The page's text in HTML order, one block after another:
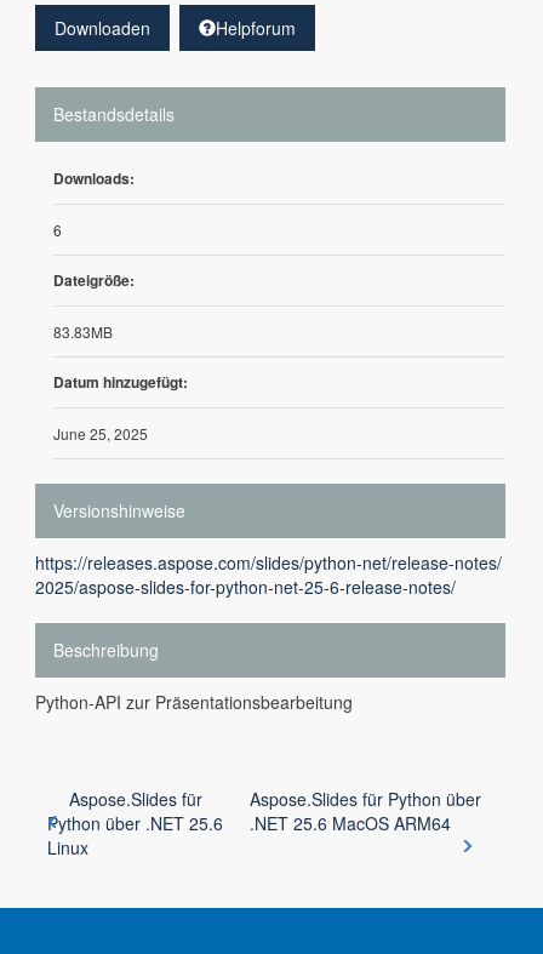
Downloaden Helpforum
Bestandsdetails
Downloads:
6
Dateigröße:
83.83MB
Datum hinzugefügt:
June 25, 2025
Versionshinweise
https://releases.aspose.com/slides/python-net/release-notes/
2025/aspose-slides-for-python-net-25-6-release-notes/
Beschreibung
Python-API zur Präsentationsbearbeitung
Aspose.Slides für
Python über .NET 25.6
Linux
Aspose.Slides für Python über
.NET 25.6 MacOS ARM64